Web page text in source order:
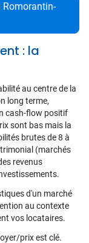
: la
au centre de la
long terme,
cash-flow positif
sont bas mais la
brutes de 8 à
(marchés
revenus
d'un marché
au contexte
vos locataires.
prix est clé.